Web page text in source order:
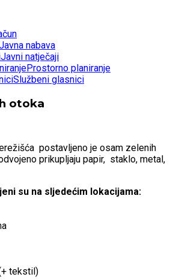
nabava
Javni natječaji
Prostorno planiranje
Službeni glasnici
otoka
postavljeno je osam zelenih
prikupljaju papir, staklo, metal,
su na sljedećim lokacijama:
tekstil)